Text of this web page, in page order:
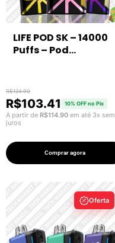
LIFE POD SK – 14000
Puffs – Pod
R$124.90
R$103.41 10% OFF no Pix
A partir de R$114.90 em até 3x sem
juros
Comprar agora
Oferta